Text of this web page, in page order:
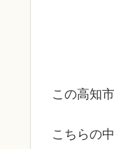
この高知
こちらの